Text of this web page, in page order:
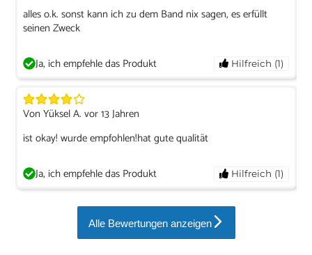
alles o.k. sonst kann ich zu dem Band nix sagen, es erfüllt
seinen Zweck
Ja, ich empfehle das Produkt Hilfreich (1)
Von Yüksel A. vor 13 Jahren
ist okay! wurde empfohlen!hat gute qualität
Ja, ich empfehle das Produkt Hilfreich (1)
Alle Bewertungen anzeigen